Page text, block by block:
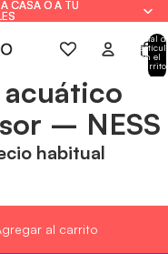
CASA O A TU
CASA O A TU
Total
en el
carrito:
– NESS
habitual
al carrito